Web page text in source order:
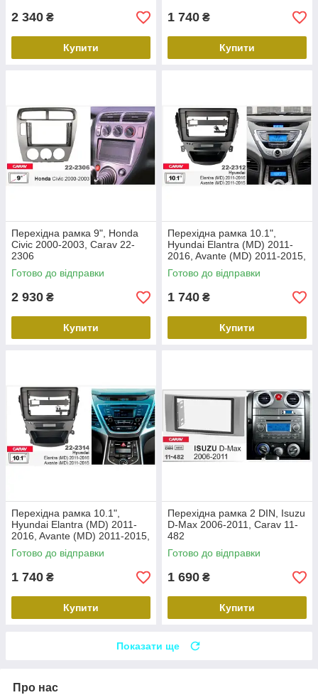
2 340 ₴
Купити
1 740 ₴
Купити
Перехідна рамка 9", Honda
Civic 2000-2003, Carav 22-
2306
Готово до відправки
2 930 ₴
Купити
Перехідна рамка 10.1",
Hyundai Elantra (MD) 2011-
2016, Avante (MD) 2011-2015,
Carav 22-2312
Готово до відправки
1 740 ₴
Купити
Перехідна рамка 10.1",
Hyundai Elantra (MD) 2011-
2016, Avante (MD) 2011-2015,
Carav 22-2314
Готово до відправки
1 740 ₴
Купити
Перехідна рамка 2 DIN, Isuzu
D-Max 2006-2011, Carav 11-
482
Готово до відправки
1 690 ₴
Купити
Показати ще
Про нас